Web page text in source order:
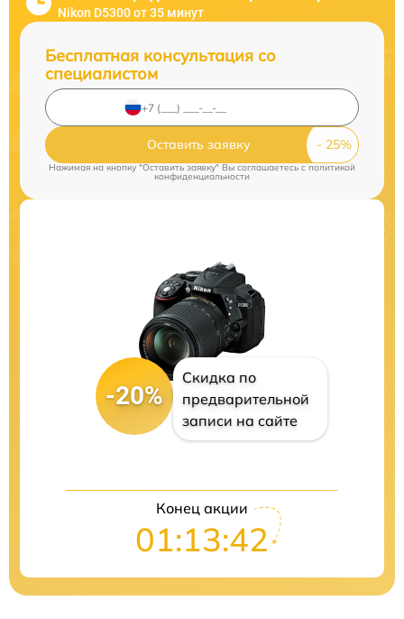
Nikon D5300 от 35 минут
Бесплатная консультация со
специалистом
Оставить заявку
Нажимая на кнопку "Оставить заявку" Вы соглашаетесь cполитикой
конфиденциальности
-20%
Скидка по
предварительной
записи на сайте
Конец акции
01:13:41